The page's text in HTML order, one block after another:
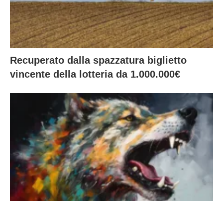
Recuperato dalla spazzatura biglietto
vincente della lotteria da 1.000.000€